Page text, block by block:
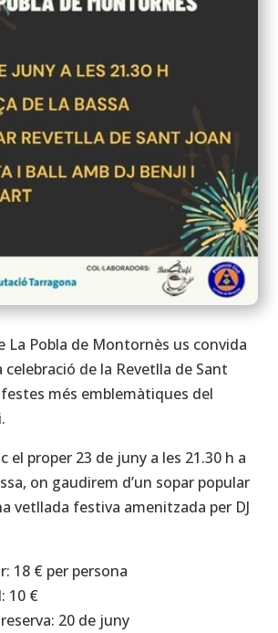
La Pobla de Montornès us convida
celebració de la Revetlla de Sant
festes més emblemàtiques del
el proper 23 de juny a les 21.30 h a
on gaudirem d’un sopar popular
vetllada festiva amenitzada per DJ
18 € per persona
10 €
20 de juny